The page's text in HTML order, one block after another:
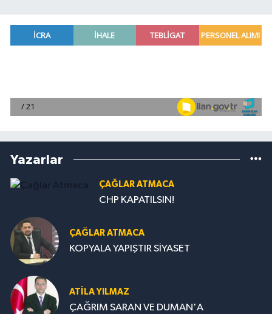
Yazarlar
ÇAĞLAR ATMACA
CHP KAPATILSIN!
ÇAĞLAR ATMACA
KOPYALA YAPIŞTIR SİYASET
ATILA YILMAZ
ÇAĞRIM SARAN VE DUMAN'A